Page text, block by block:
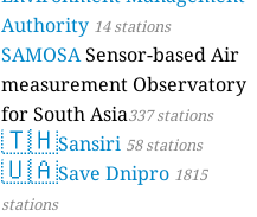
Authority 14 stations
SAMOSASensor-based Air
measurement Observatory
for South Asia337 stations
🇹🇭Sansiri 58 stations
🇺🇦Save Dnipro 1815
stations